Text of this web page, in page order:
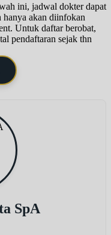
ini, jadwal dokter dapat
hanya akan diinfokan
Untuk daftar berobat,
pendaftaran sejak thn
SpA